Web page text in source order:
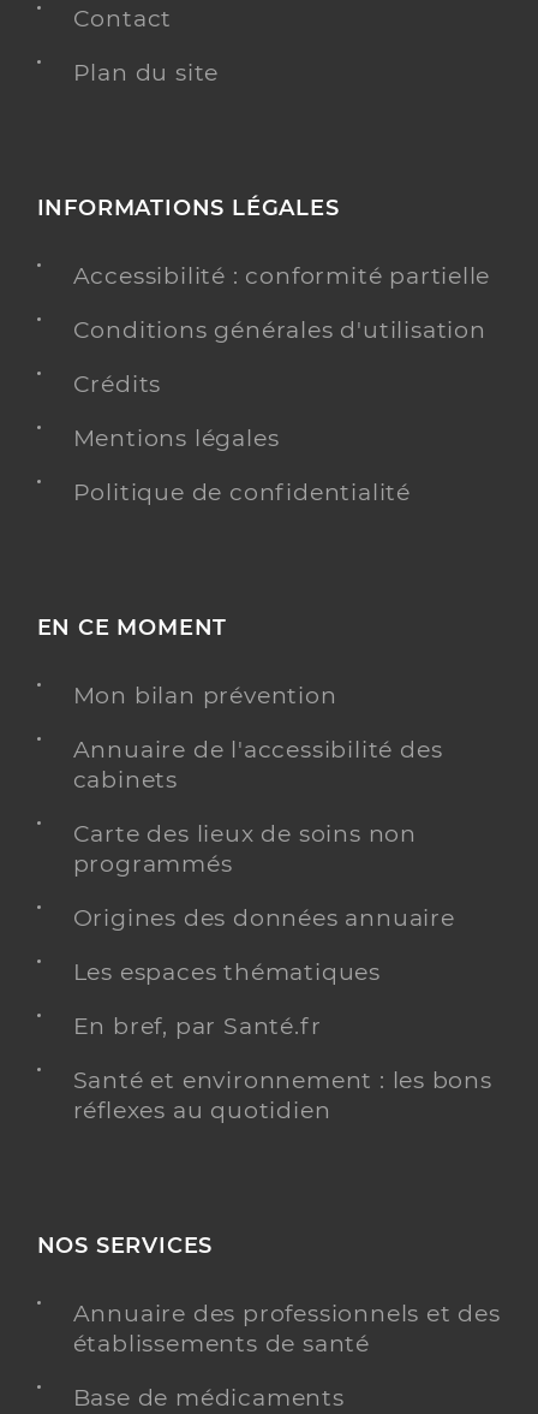
Contact
Plan du site
INFORMATIONS LÉGALES
Accessibilité : conformité partielle
Conditions générales d'utilisation
Crédits
Mentions légales
Politique de confidentialité
EN CE MOMENT
Mon bilan prévention
Annuaire de l'accessibilité des
cabinets
Carte des lieux de soins non
programmés
Origines des données annuaire
Les espaces thématiques
En bref, par Santé.fr
Santé et environnement : les bons
réflexes au quotidien
NOS SERVICES
Annuaire des professionnels et des
établissements de santé
Base de médicaments